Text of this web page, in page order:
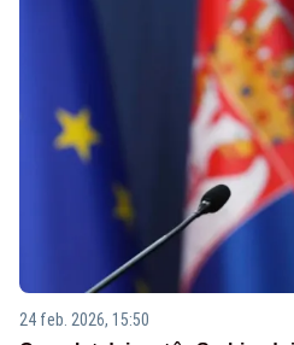
24 feb. 2026, 15:50